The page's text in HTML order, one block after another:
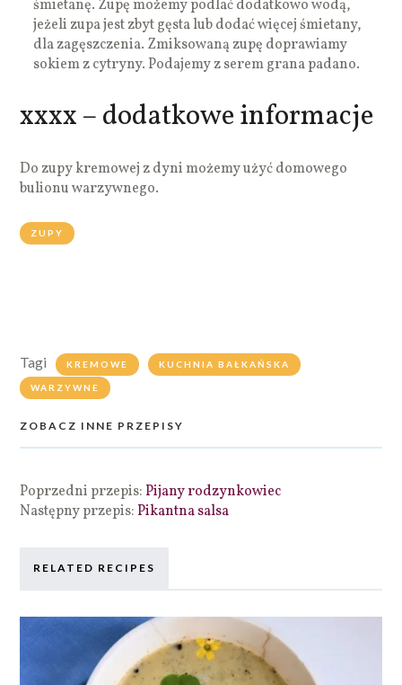
śmietanę. Zupę możemy podlać dodatkowo wodą,
jeżeli zupa jest zbyt gęsta lub dodać więcej śmietany,
dla zagęszczenia. Zmiksowaną zupę doprawiamy
sokiem z cytryny. Podajemy z serem grana padano.
xxxx – dodatkowe informacje
Do zupy kremowej z dyni możemy użyć domowego
bulionu warzywnego.
ZUPY
Tagi KREMOWE KUCHNIA BAŁKAŃSKA
WARZYWNE
ZOBACZ INNE PRZEPISY
Poprzedni przepis:Pijany rodzynkowiec
Następny przepis:Pikantna salsa
RELATED RECIPES